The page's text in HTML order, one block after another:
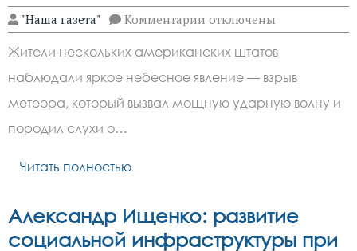
"Наша газета" Комментарии к
записи
мощностью
250
тонн
в
тротиловом
отключены
Жители нескольких американских штатов
наблюдали яркое небесное явление — взрыв
метеора, который вызвал мощную ударную волну и
породил слухи о…
Читать полностью
Александр Ищенко: развитие
социальной инфраструктуры при